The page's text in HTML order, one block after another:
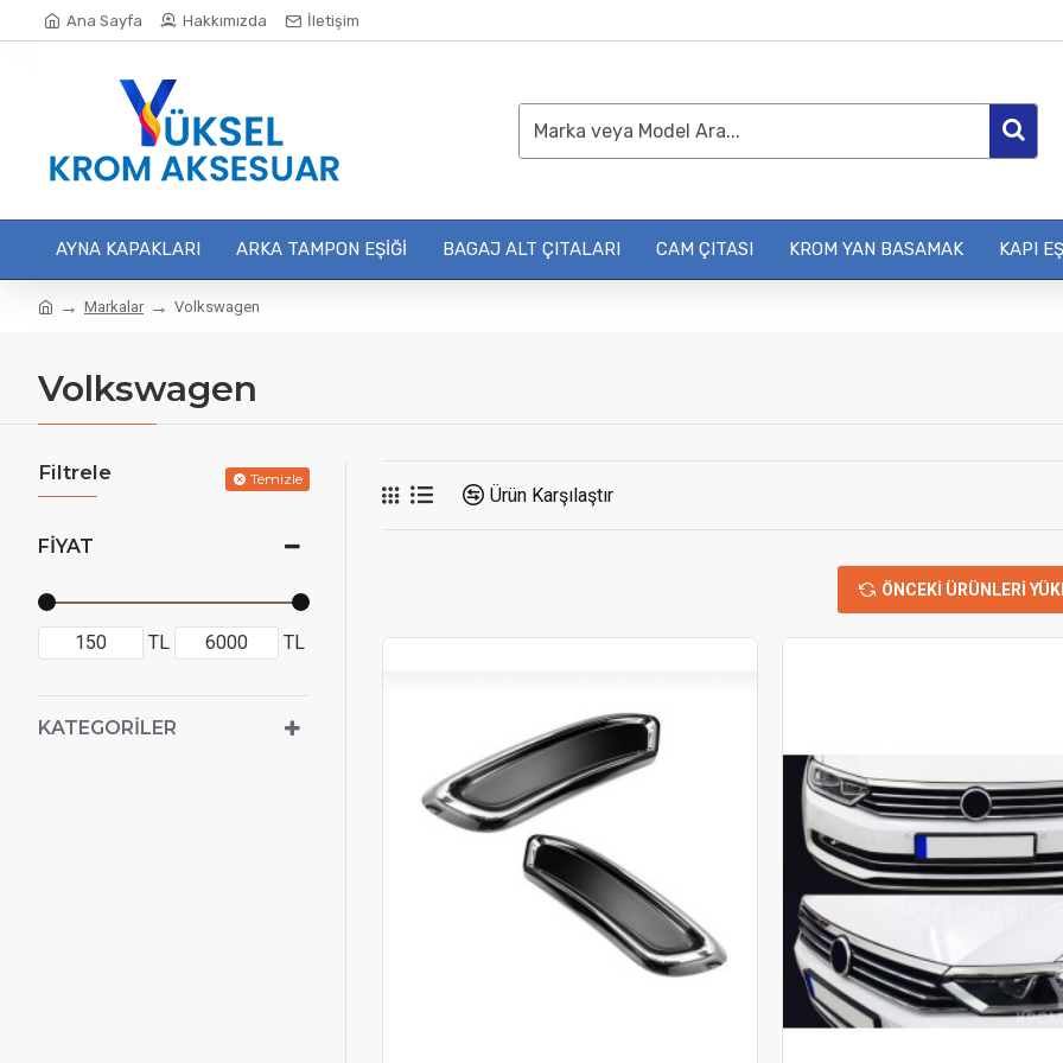
Ana Sayfa Hakkımızda İletişim
AYNA KAPAKLARI ARKA TAMPON EŞIĞI BAGAJ ALT ÇITALARI CAM ÇITASI KROM YAN BASAMAK KAPI
Markalar Volkswagen
Volkswagen
Filtrele Temizle
FIYAT
TL TL
KATEGORILER
Ürün Karşılaştır
ÖNCEKI ÜRÜNLERI